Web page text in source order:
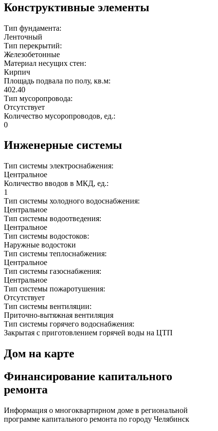
Конструктивные элементы
Тип фундамента:
Ленточный
Тип перекрытий:
Железобетонные
Материал несущих стен:
Кирпич
Площадь подвала по полу, кв.м:
402.40
Тип мусоропровода:
Отсутствует
Количество мусоропроводов, ед.:
0
Инженерные системы
Тип системы электроснабжения:
Центральное
Количество вводов в МКД, ед.:
1
Тип системы холодного водоснабжения:
Центральное
Тип системы водоотведения:
Центральное
Тип системы водостоков:
Наружные водостоки
Тип системы теплоснабжения:
Центральное
Тип системы газоснабжения:
Центральное
Тип системы пожаротушения:
Отсутствует
Тип системы вентиляции:
Приточно-вытяжная вентиляция
Тип системы горячего водоснабжения:
Закрытая с приготовлением горячей воды на ЦТП
Дом на карте
Финансирование капитального
ремонта
Информация о многоквартирном доме в региональной
программе капитального ремонта по городу Челябинск